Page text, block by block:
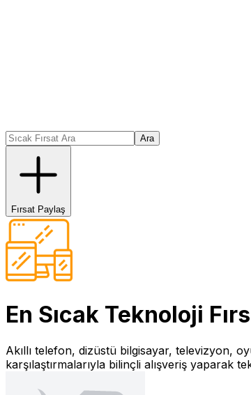
Ara
Fırsat Paylaş
En Sıcak Teknoloji
Akıllı telefon, dizüstü bilgisayar, televizyon,
karşılaştırmalarıyla bilinçli alışveriş yaparak